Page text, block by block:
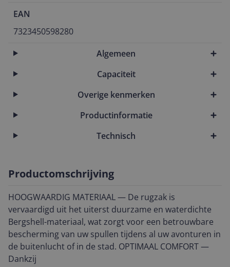
EAN
7323450598280
Algemeen
Capaciteit
Overige kenmerken
Productinformatie
Technisch
Productomschrijving
HOOGWAARDIG MATERIAAL — De rugzak is
vervaardigd uit het uiterst duurzame en waterdichte
Bergshell-materiaal, wat zorgt voor een betrouwbare
bescherming van uw spullen tijdens al uw avonturen in
de buitenlucht of in de stad. OPTIMAAL COMFORT —
Dankzij